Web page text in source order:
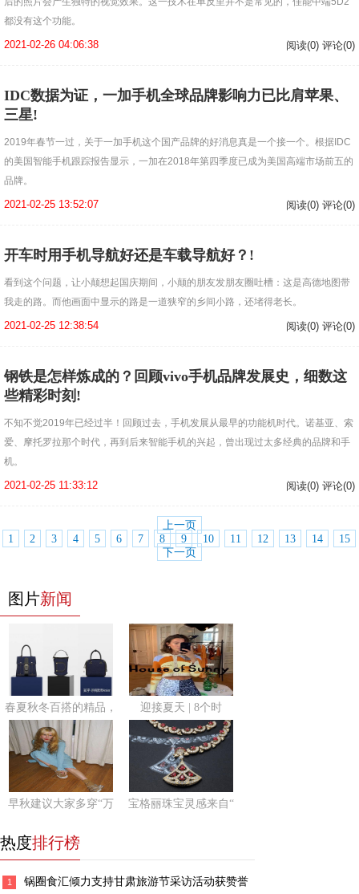
都没有这个功能。
2021-02-26 04:06:38 阅读(0) 评论(0)
IDC数据为证，一加手机全球品牌影响力已比肩苹果、
三星!
2019年春节一过，关于一加手机这个国产品牌的好消息真是一个接一个。根据IDC
的美国智能手机跟踪报告显示，一加在2018年第四季度已成为美国高端市场前五的
品牌。
2021-02-25 13:52:07 阅读(0) 评论(0)
开车时用手机导航好还是车载导航好？!
看到这个问题，让小颠想起国庆期间，小颠的朋友发朋友圈吐槽：这是高德地图带
我走的路。而他画面中显示的路是一道狭窄的乡间小路，还堵得老长。
2021-02-25 12:38:54 阅读(0) 评论(0)
钢铁是怎样炼成的？回顾vivo手机品牌发展史，细数这
些精彩时刻!
不知不觉2019年已经过半！回顾过去，手机发展从最早的功能机时代。诺基亚、索
爱、摩托罗拉那个时代，再到后来智能手机的兴起，曾出现过太多经典的品牌和手
机。
2021-02-25 11:33:12 阅读(0) 评论(0)
上一页
1
2 3 4 5 6 7 8 9 10 11 12 13 14
15
下一页
图片新闻
春夏秋冬百搭的精品， 迎接夏天 | 8个时
早秋建议大家多穿“万 宝格丽珠宝灵感来自“
热度排行榜
1 锅圈食汇倾力支持甘肃旅游节采访活动获赞誉